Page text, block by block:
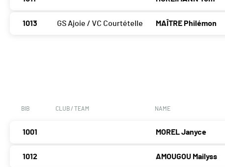
1013 GS Ajoie / VC Courtételle MAÎTRE Philémon
BIB CLUB / TEAM NAME
1001 MOREL Janyce
1012 AMOUGOU Mailyss